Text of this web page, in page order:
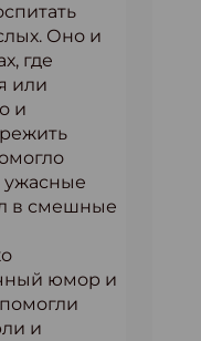
Оно и
где
или
и
ужасные
в смешные
юмор и
и